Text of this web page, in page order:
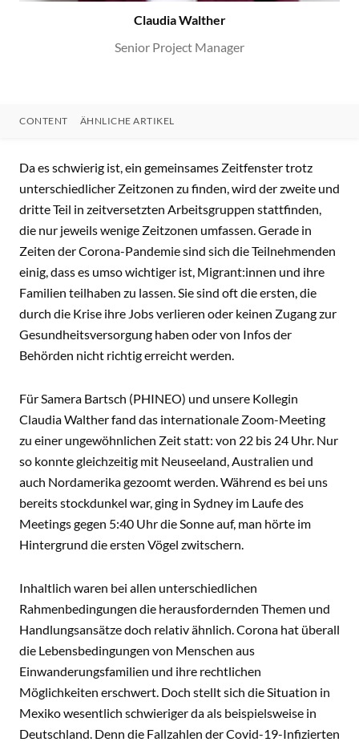
Claudia Walther
Senior Project Manager
CONTENT ÄHNLICHE ARTIKEL
CONTENT
​Da es schwierig ist, ein gemeinsames Zeitfenster trotz
unterschiedlicher Zeitzonen zu finden, wird der zweite und
dritte Teil in zeitversetzten Arbeitsgruppen stattfinden,
die nur jeweils wenige Zeitzonen umfassen. Gerade in
Zeiten der Corona-Pandemie sind sich die Teilnehmenden
einig, dass es umso wichtiger ist, Migrant:innen und ihre
Familien teilhaben zu lassen. Sie sind oft die ersten, die
durch die Krise ihre Jobs verlieren oder keinen Zugang zur
Gesundheitsversorgung haben oder von Infos der
Behörden nicht richtig erreicht werden.
Für Samera Bartsch (PHINEO) und unsere Kollegin
Claudia Walther fand das internationale Zoom-Meeting
zu einer ungewöhnlichen Zeit statt: von 22 bis 24 Uhr. Nur
so konnte gleichzeitig mit Neuseeland, Australien und
auch Nordamerika gezoomt werden. Während es bei uns
bereits stockdunkel war, ging in Sydney im Laufe des
Meetings gegen 5:40 Uhr die Sonne auf, man hörte im
Hintergrund die ersten Vögel zwitschern.
Inhaltlich waren bei allen unterschiedlichen
Rahmenbedingungen die herausfordernden Themen und
Handlungsansätze doch relativ ähnlich. Corona hat überall
die Lebensbedingungen von Menschen aus
Einwanderungsfamilien und ihre rechtlichen
Möglichkeiten erschwert. Doch stellt sich die Situation in
Mexiko wesentlich schwieriger da als beispielsweise in
Deutschland. Denn die Fallzahlen der Covid-19-Infizierten